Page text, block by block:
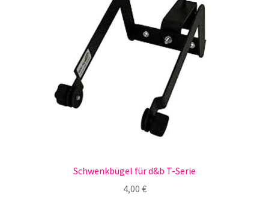
Schwenkbügel für d&b T-Serie
4,00 €